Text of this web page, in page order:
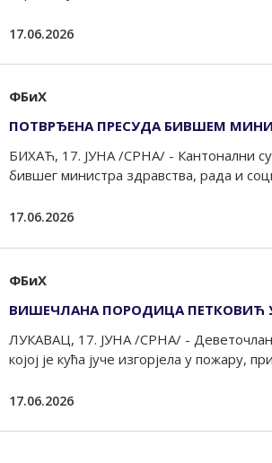
17.06.2026
ФБиХ
ПОТВРЂЕНА ПРЕСУДА БИВШЕМ
БИХАЋ, 17. ЈУНА /СРНА/ - Кантонални
бившег министра здравства, рада и
17.06.2026
ФБиХ
ВИШЕЧЛАНА ПОРОДИЦА ПЕТКОВИЋ
ЛУКАВАЦ, 17. ЈУНА /СРНА/ -
којој је кућа јуче изгорјела у пожару,
17.06.2026